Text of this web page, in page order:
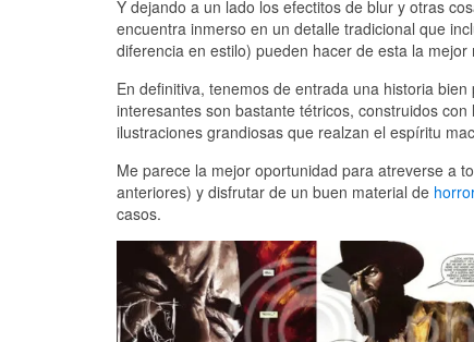
Y dejando a un lado los efectitos de blur y otras
encuentra inmerso en un detalle tradicional que
diferencia en estilo) pueden hacer de esta la mejor
En definitiva, tenemos de entrada una historia
interesantes son bastante tétricos, construidos
ilustraciones grandiosas que realzan el espíritu
Me parece la mejor oportunidad para atreverse a
anteriores) y disfrutar de un buen material de horror
casos.